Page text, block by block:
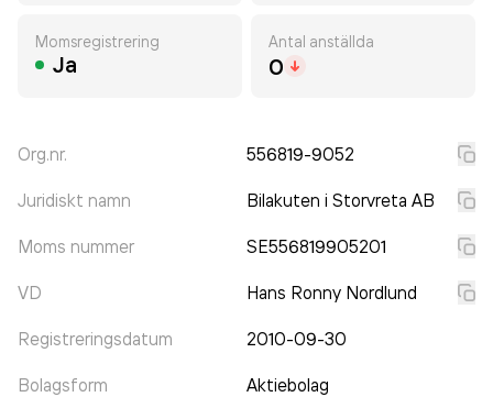
Momsregistrering
Ja
Antal anställda
0
Org.nr. 556819-9052
Juridiskt namn Bilakuten i Storvreta AB
Moms nummer SE556819905201
VD Hans Ronny Nordlund
Registreringsdatum 2010-09-30
Bolagsform Aktiebolag